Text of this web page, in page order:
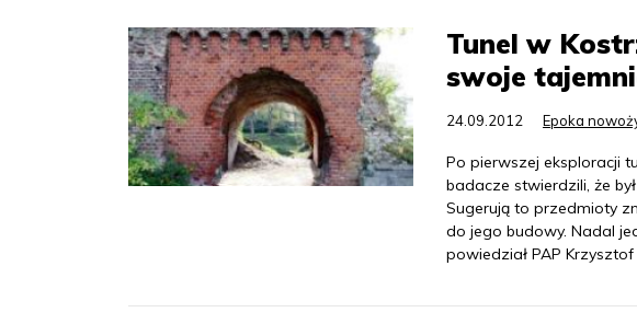
Tunel w
swoje
24.09.2012 Epoka
Po pierwszej eksploracji
badacze stwierdzili, że
Sugerują to przedmioty
do jego budowy. Nadal
powiedział PAP